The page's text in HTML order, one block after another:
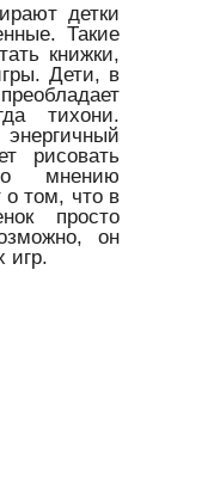
детки
Такие
книжки,
Дети, в
тихони.
рисовать
мнению
о том, что в
просто
он